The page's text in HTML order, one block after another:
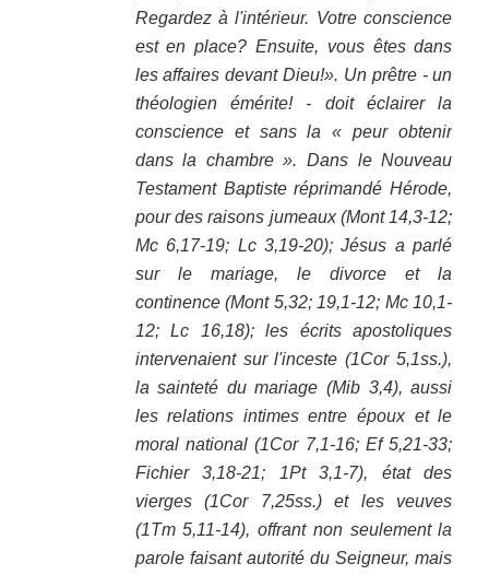
Regardez à l'intérieur. Votre conscience
est en place? Ensuite, vous êtes dans
les affaires devant Dieu!». Un prêtre - un
théologien émérite! - doit éclairer la
conscience et sans la « peur obtenir
dans la chambre ». Dans le Nouveau
Testament Baptiste réprimandé Hérode,
pour des raisons jumeaux (Mont 14,3-12;
Mc 6,17-19; Lc 3,19-20); Jésus a parlé
sur le mariage, le divorce et la
continence (Mont 5,32; 19,1-12; Mc 10,1-
12; Lc 16,18); les écrits apostoliques
intervenaient sur l'inceste (1Cor 5,1ss.),
la sainteté du mariage (Mib 3,4), aussi
les relations intimes entre époux et le
moral national (1Cor 7,1-16; Ef 5,21-33;
Fichier 3,18-21; 1Pt 3,1-7), état des
vierges (1Cor 7,25ss.) et les veuves
(1Tm 5,11-14), offrant non seulement la
parole faisant autorité du Seigneur, mais